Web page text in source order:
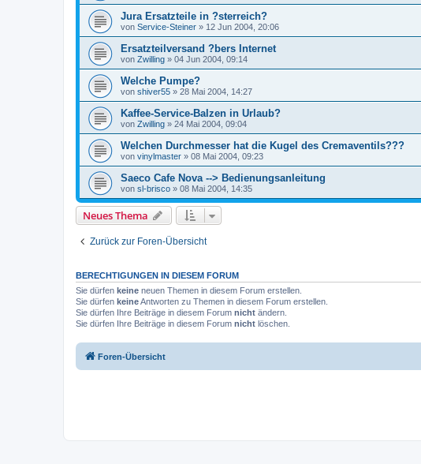
Jura Ersatzteile in ?sterreich?
von Service-Steiner » 12 Jun 2004, 20:06
Ersatzteilversand ?bers Internet
von Zwilling » 04 Jun 2004, 09:14
Welche Pumpe?
von shiver55 » 28 Mai 2004, 14:27
Kaffee-Service-Balzen in Urlaub?
von Zwilling » 24 Mai 2004, 09:04
Welchen Durchmesser hat die Kugel des Cremaventils???
von vinylmaster » 08 Mai 2004, 09:23
Saeco Cafe Nova --> Bedienungsanleitung
von sl-brisco » 08 Mai 2004, 14:35
Neues Thema
Zurück zur Foren-Übersicht
BERECHTIGUNGEN IN DIESEM FORUM
Sie dürfen keine neuen Themen in diesem Forum erstellen.
Sie dürfen keineAntworten zu Themen in diesem Forum erstellen.
Sie dürfen Ihre Beiträge in diesem Forum nicht ändern.
Sie dürfen Ihre Beiträge in diesem Forum nicht löschen.
Foren-Übersicht